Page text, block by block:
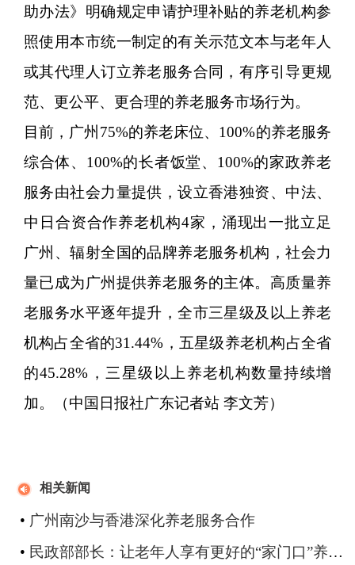
助办法》明确规定申请护理补贴的养老机构参
照使用本市统一制定的有关示范文本与老年人
或其代理人订立养老服务合同，有序引导更规
范、更公平、更合理的养老服务市场行为。
目前，广州75%的养老床位、100%的养老服务
综合体、100%的长者饭堂、100%的家政养老
服务由社会力量提供，设立香港独资、中法、
中日合资合作养老机构4家，涌现出一批立足
广州、辐射全国的品牌养老服务机构，社会力
量已成为广州提供养老服务的主体。高质量养
老服务水平逐年提升，全市三星级及以上养老
机构占全省的31.44%，五星级养老机构占全省
的45.28%，三星级以上养老机构数量持续增
加。（中国日报社广东记者站 李文芳）
相关新闻
• 广州南沙与香港深化养老服务合作
• 民政部部长：让老年人享有更好的“家门口”养老服务